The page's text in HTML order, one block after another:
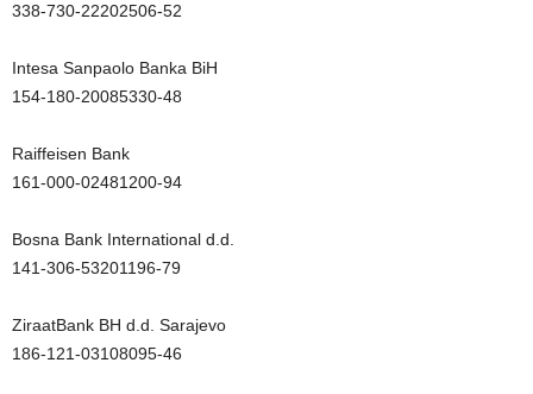
338-730-22202506-52
Intesa Sanpaolo Banka BiH
154-180-20085330-48
Raiffeisen Bank
161-000-02481200-94
Bosna Bank International d.d.
141-306-53201196-79
ZiraatBank BH d.d. Sarajevo
186-121-03108095-46